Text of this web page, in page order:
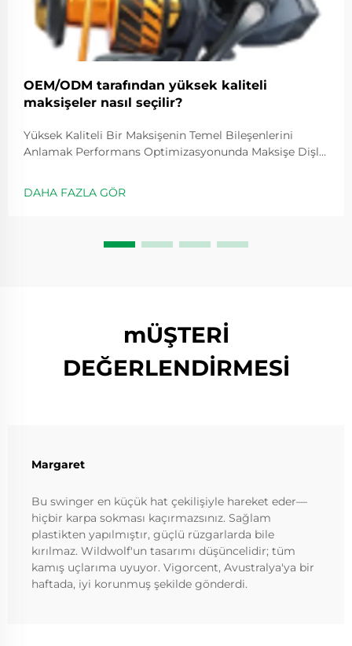
OEM/ODM tarafından yüksek kaliteli
maksişeler nasıl seçilir?
Yüksek Kaliteli Bir Maksişenin Temel Bileşenlerini
Anlamak Performans Optimizasyonunda Maksişe Dişli
döneceğini belirler ve genellikle 5.2:1 gibi değerlerle
ifade edilir; bu değer, kolu bir kez çevirdiğimizde
DAHA FAZLA GÖR
mÜŞTERİ
DEĞERLENDİRMESİ
Margaret
Bu swinger en küçük hat çekilişiyle hareket eder—
hiçbir karpa sokması kaçırmazsınız. Sağlam
plastikten yapılmıştır, güçlü rüzgarlarda bile
kırılmaz. Wildwolf'un tasarımı düşüncelidir; tüm
kamış uçlarıma uyuyor. Vigorcent, Avustralya'ya bir
haftada, iyi korunmuş şekilde gönderdi.